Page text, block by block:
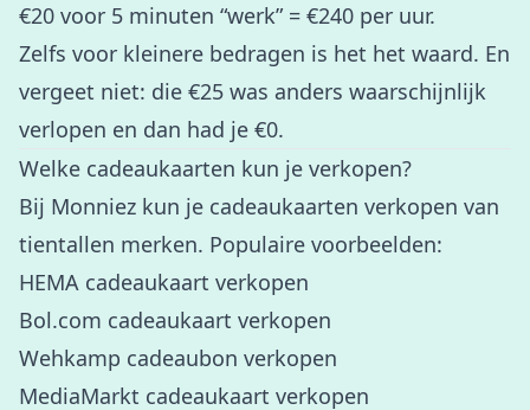
€20 voor 5 minuten “werk” = €240 per uur.
Zelfs voor kleinere bedragen is het het waard. En
vergeet niet: die €25 was anders waarschijnlijk
verlopen en dan had je €0.
Welke cadeaukaarten kun je verkopen?
Bij Monniez kun je cadeaukaarten verkopen van
tientallen merken. Populaire voorbeelden:
HEMA cadeaukaart verkopen
Bol.com cadeaukaart verkopen
Wehkamp cadeaubon verkopen
MediaMarkt cadeaukaart verkopen